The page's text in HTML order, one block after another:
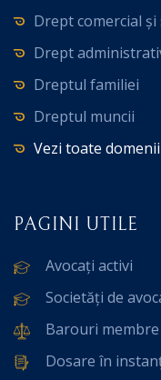
Drept comercial
Drept
Dreptul familiei
Dreptul muncii
Vezi toate
PAGINI UTILE
Avocați activi
Societăți de
Barouri membre
Dosare în